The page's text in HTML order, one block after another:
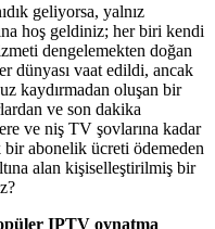
geliyorsa, yalnız
hoş geldiniz; her biri kendi
dengelemekten doğan
dünyası vaat edildi, ancak
kaydırmadan oluşan bir
ve son dakika
ve niş TV şovlarına kadar
abonelik ücreti ödemeden
alan kişiselleştirilmiş bir
IPTV oynatma